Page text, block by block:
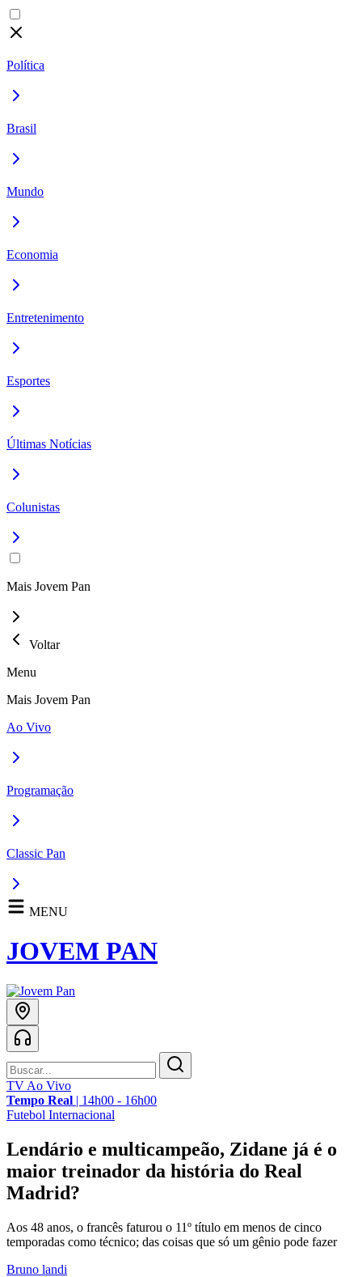
Política
Brasil
Mundo
Economia
Entretenimento
Esportes
Últimas Notícias
Colunistas
Mais Jovem Pan
Voltar
Menu
Mais Jovem Pan
Ao Vivo
Programação
Classic Pan
MENU
JOVEM PAN
TV Ao Vivo
Tempo Real | 14h00 - 16h00
Futebol Internacional
Lendário e multicampeão, Zidane já é o
maior treinador da história do Real
Madrid?
Aos 48 anos, o francês faturou o 11º título em menos de cinco
temporadas como técnico; das coisas que só um gênio pode fazer
Bruno landi